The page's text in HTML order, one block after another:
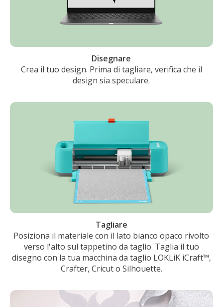
Disegnare
Crea il tuo design. Prima di tagliare, verifica che il
design sia speculare.
Tagliare
Posiziona il materiale con il lato bianco opaco rivolto
verso l'alto sul tappetino da taglio. Taglia il tuo
disegno con la tua macchina da taglio LOKLiK iCraft™,
Crafter, Cricut o Silhouette.